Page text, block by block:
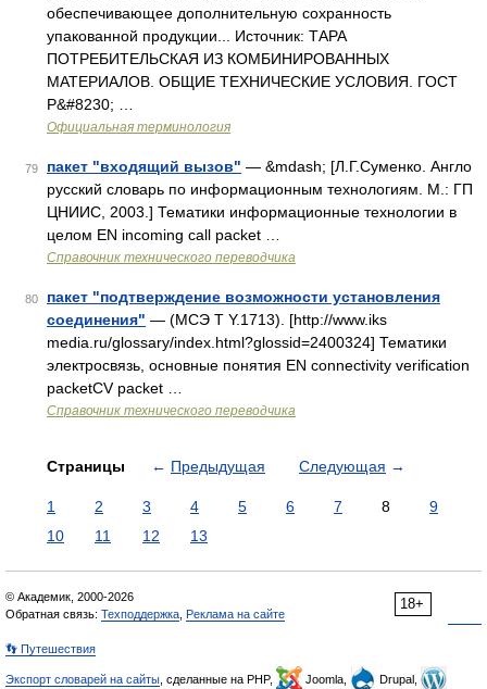
обеспечивающее дополнительную сохранность
упакованной продукции... Источник: ТАРА
ПОТРЕБИТЕЛЬСКАЯ ИЗ КОМБИНИРОВАННЫХ
МАТЕРИАЛОВ. ОБЩИЕ ТЕХНИЧЕСКИЕ УСЛОВИЯ. ГОСТ
Р&#8230; …
Официальная терминология
79 пакет "входящий вызов" — &mdash; [Л.Г.Суменко. Англо
русский словарь по информационным технологиям. М.: ГП
ЦНИИС, 2003.] Тематики информационные технологии в
целом EN incoming call packet …
Справочник технического переводчика
80
пакет "подтверждение возможности установления
соединения" — (МСЭ Т Y.1713). [http://www.iks
media.ru/glossary/index.html?glossid=2400324] Тематики
электросвязь, основные понятия EN connectivity verification
packetCV packet …
Справочник технического переводчика
Страницы ← Предыдущая Следующая →
1 2 3 4 5 6 7 8
9
10
11 12 13
18+
© Академик, 2000-2026
Обратная связь: Техподдержка Реклама на сайте
👣 Путешествия
Экспорт словарей на сайты , сделанные на PHP, Joomla,
Drupal,